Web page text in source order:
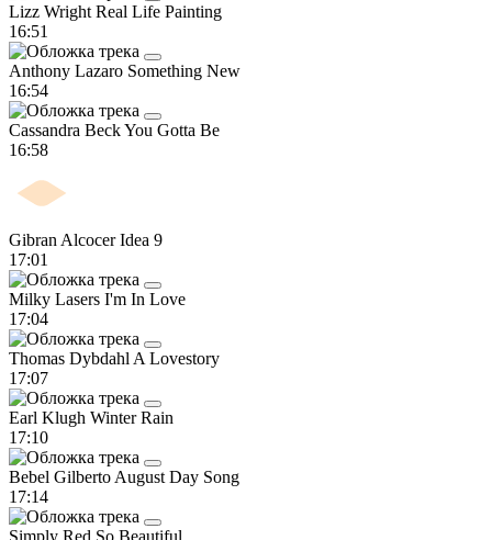
Lizz Wright Real Life Painting
16:51
Anthony Lazaro Something New
16:54
Cassandra BeckYou Gotta Be
16:58
Gibran AlcocerIdea 9
17:01
Milky Lasers I'm In Love
17:04
Thomas Dybdahl A Lovestory
17:07
Earl Klugh Winter Rain
17:10
Bebel Gilberto August Day Song
17:14
Simply Red So Beautiful